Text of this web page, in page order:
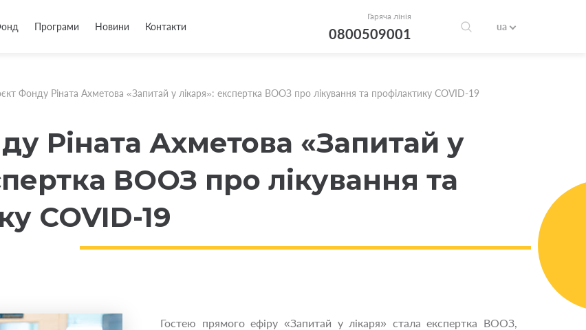
Програми Новини Контакти
Гаряча лінія
0800509001 ua
Фонду Ріната Ахметова «Запитай у лікаря»: експертка ВООЗ про лікування та профілактику COVID-19
Ріната Ахметова «Запитай у
ВООЗ про лікування та
COVID-19
Гостею прямого ефіру «Запитай у лікаря» стала експертка ВООЗ,